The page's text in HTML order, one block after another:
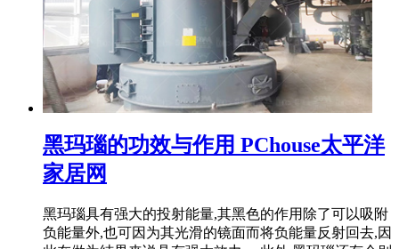
黑玛瑙的功效与作用 PChouse太平洋
家居网
黑玛瑙具有强大的投射能量,其黑色的作用除了可以吸附
负能量外,也可因为其光滑的镜面而将负能量反射回去,因